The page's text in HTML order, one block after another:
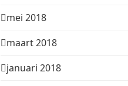
mei 2018
maart 2018
januari 2018